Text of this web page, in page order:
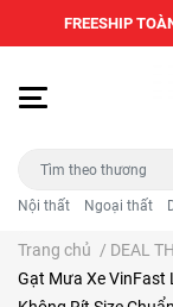
Nội thất Ngoại thất
Trang chủ / DEAL
Gạt Mưa Xe VinFast
FREESHIP